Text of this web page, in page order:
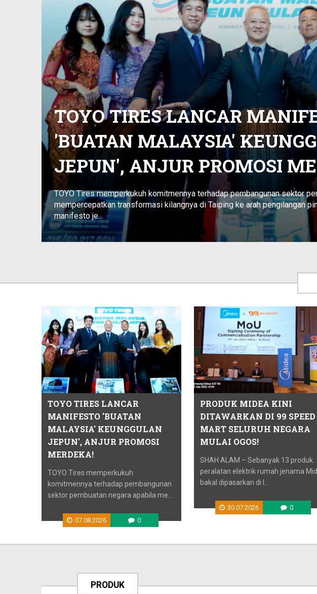
TOYO TIRES LANCAR
'BUATAN MALAYSIA'
JEPUN', ANJUR PROMOSI
TOYO Tires memperkukuh komitmennya terhadap pembangunan sektor
mempercepatkan transformasi kilangnya di Taiping ke arah pengilangan
manifesto je...
TOYO TIRES LANCAR
MANIFESTO 'BUATAN
MALAYSIA' KEUNGGULAN
JEPUN', ANJUR PROMOSI
MERDEKA!
TOYO Tires memperkukuh
komitmennya terhadap pembangunan
sektor pembuatan negara apabila me...
07.08.2026 0
PRODUK MIDEA KINI
DITAWARKAN DI 99 SPEED
MART SELURUH NEGARA
MULAI OGOS!
SHAH ALAM – Sebanyak 13 produk
peralatan elektrik rumah jenama
bakal dipasarkan di l...
30.07.2026 0
PRODUK